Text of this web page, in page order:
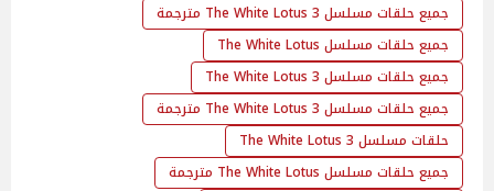
جميع حلقات مسلسل 3 The White Lotus مترجمة
جميع حلقات مسلسل The White Lotus
جميع حلقات مسلسل The White Lotus 3
جميع حلقات مسلسل The White Lotus 3 مترجمة
حلقات مسلسل 3 The White Lotus
جميع حلقات مسلسل The White Lotus مترجمة